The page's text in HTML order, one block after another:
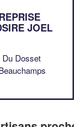
JOEL
Du Dosset